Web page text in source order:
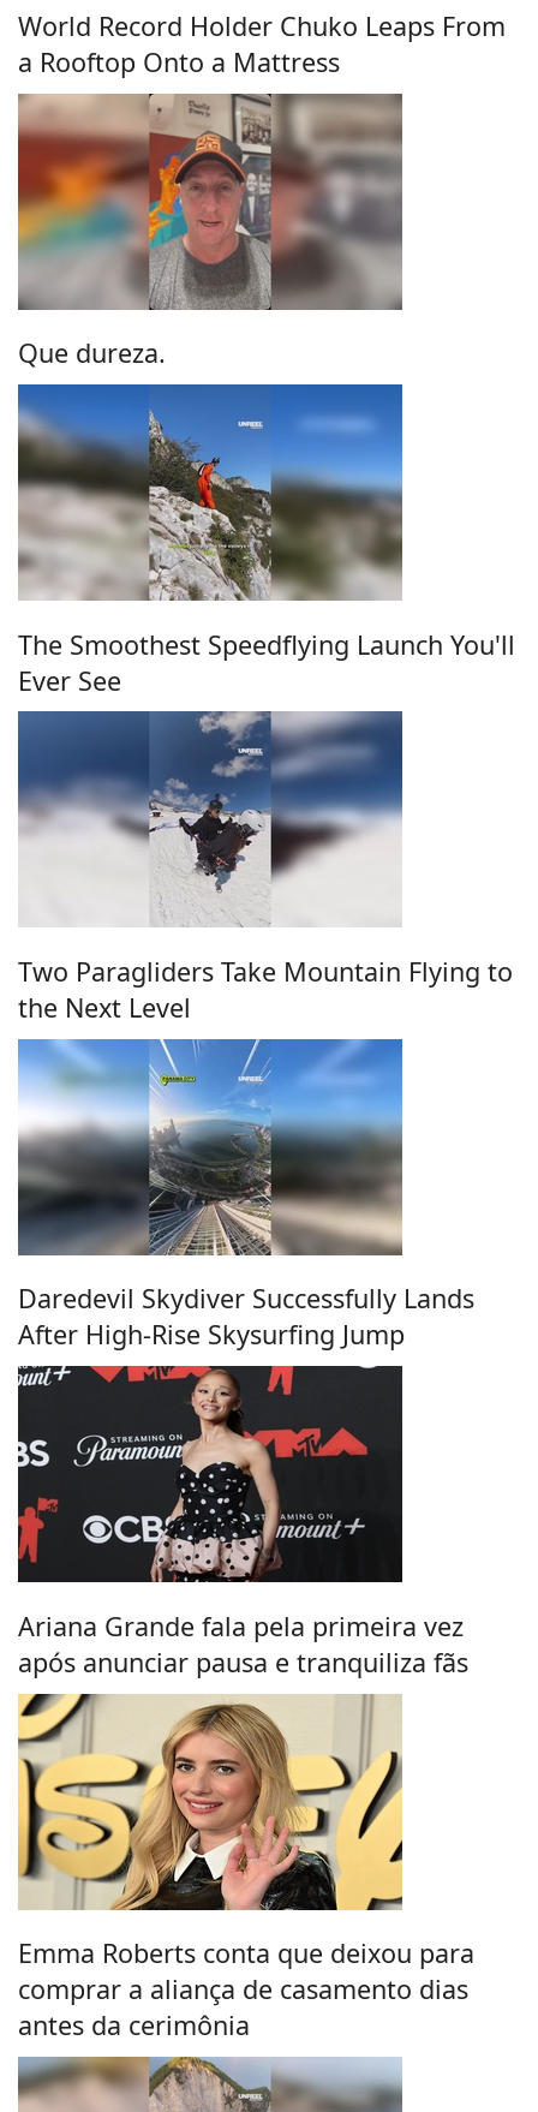
World Record Holder Chuko Leaps From
a Rooftop Onto a Mattress
Que dureza.
The Smoothest Speedflying Launch You'll
Ever See
Two Paragliders Take Mountain Flying to
the Next Level
Daredevil Skydiver Successfully Lands
After High-Rise Skysurfing Jump
Ariana Grande fala pela primeira vez
após anunciar pausa e tranquiliza fãs
Emma Roberts conta que deixou para
comprar a aliança de casamento dias
antes da cerimônia